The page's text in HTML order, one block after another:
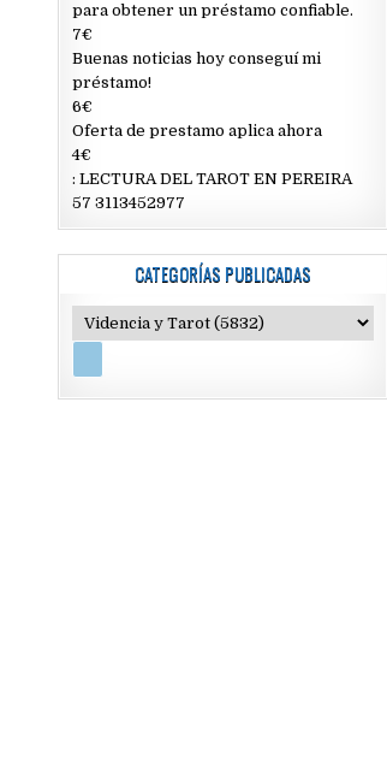
para obtener un préstamo confiable.
7€
Buenas noticias hoy conseguí mi
préstamo!
6€
Oferta de prestamo aplica ahora
4€
: LECTURA DEL TAROT EN PEREIRA
57 3113452977
CATEGORÍAS PUBLICADAS